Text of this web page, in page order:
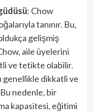
: Chow
tanınır. Bu,
gelişmiş
aile üyelerini
ve tetikte olabilir.
genellikle dikkatli ve
nedenle, bir
kapasitesi, eğitimi